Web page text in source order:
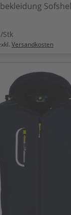
/Stk
Versandkosten